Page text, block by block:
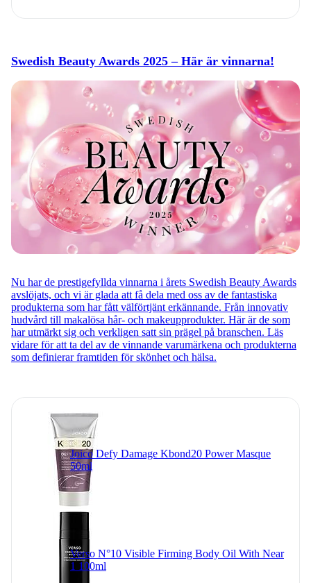
Swedish Beauty Awards 2025 – Här är vinnarna!
Nu har de prestigefyllda vinnarna i årets Swedish Beauty Awards
avslöjats, och vi är glada att få dela med oss av de fantastiska
produkterna som har fått välförtjänt erkännande. Från innovativ
hudvård till makalösa hår- och makeupprodukter. Här är de som
har utmärkt sig och verkligen satt sin prägel på branschen. Läs
vidare för att ta del av de vinnande varumärkena och produkterna
som definierar framtiden för skönhet och hälsa.
Joico Defy Damage Kbond20 Power Masque
50ml
Verso N°10 Visible Firming Body Oil With Near
1 100ml